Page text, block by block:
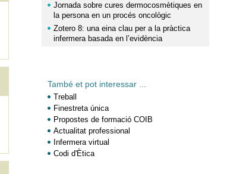
Jornada sobre cures dermocosmètiques en
la persona en un procés oncològic
Zotero 8: una eina clau per a la pràctica
infermera basada en l’evidència
També et pot interessar ...
Treball
Finestreta única
Propostes de formació COIB
Actualitat professional
Infermera virtual
Codi d'Ètica